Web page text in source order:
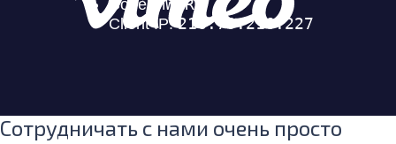
Сотрудничать с нами очень просто